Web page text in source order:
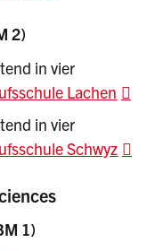
2)
in vier
Lachen
in vier
Schwyz
1)